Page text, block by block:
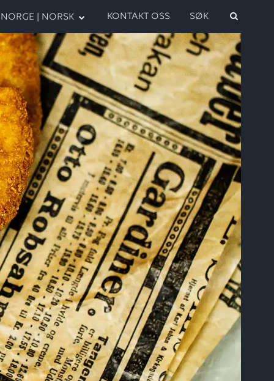
| NORSK KONTAKT OSS SØK